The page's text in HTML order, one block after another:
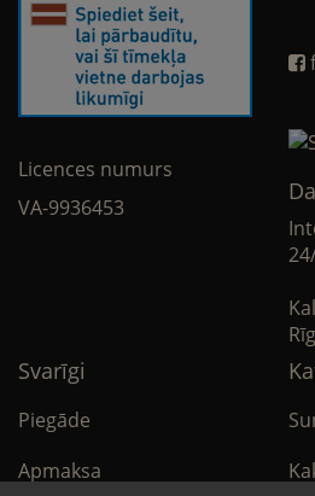
Licences numurs
VA-9936453
Svarīgi
Piegāde
Apmaksa